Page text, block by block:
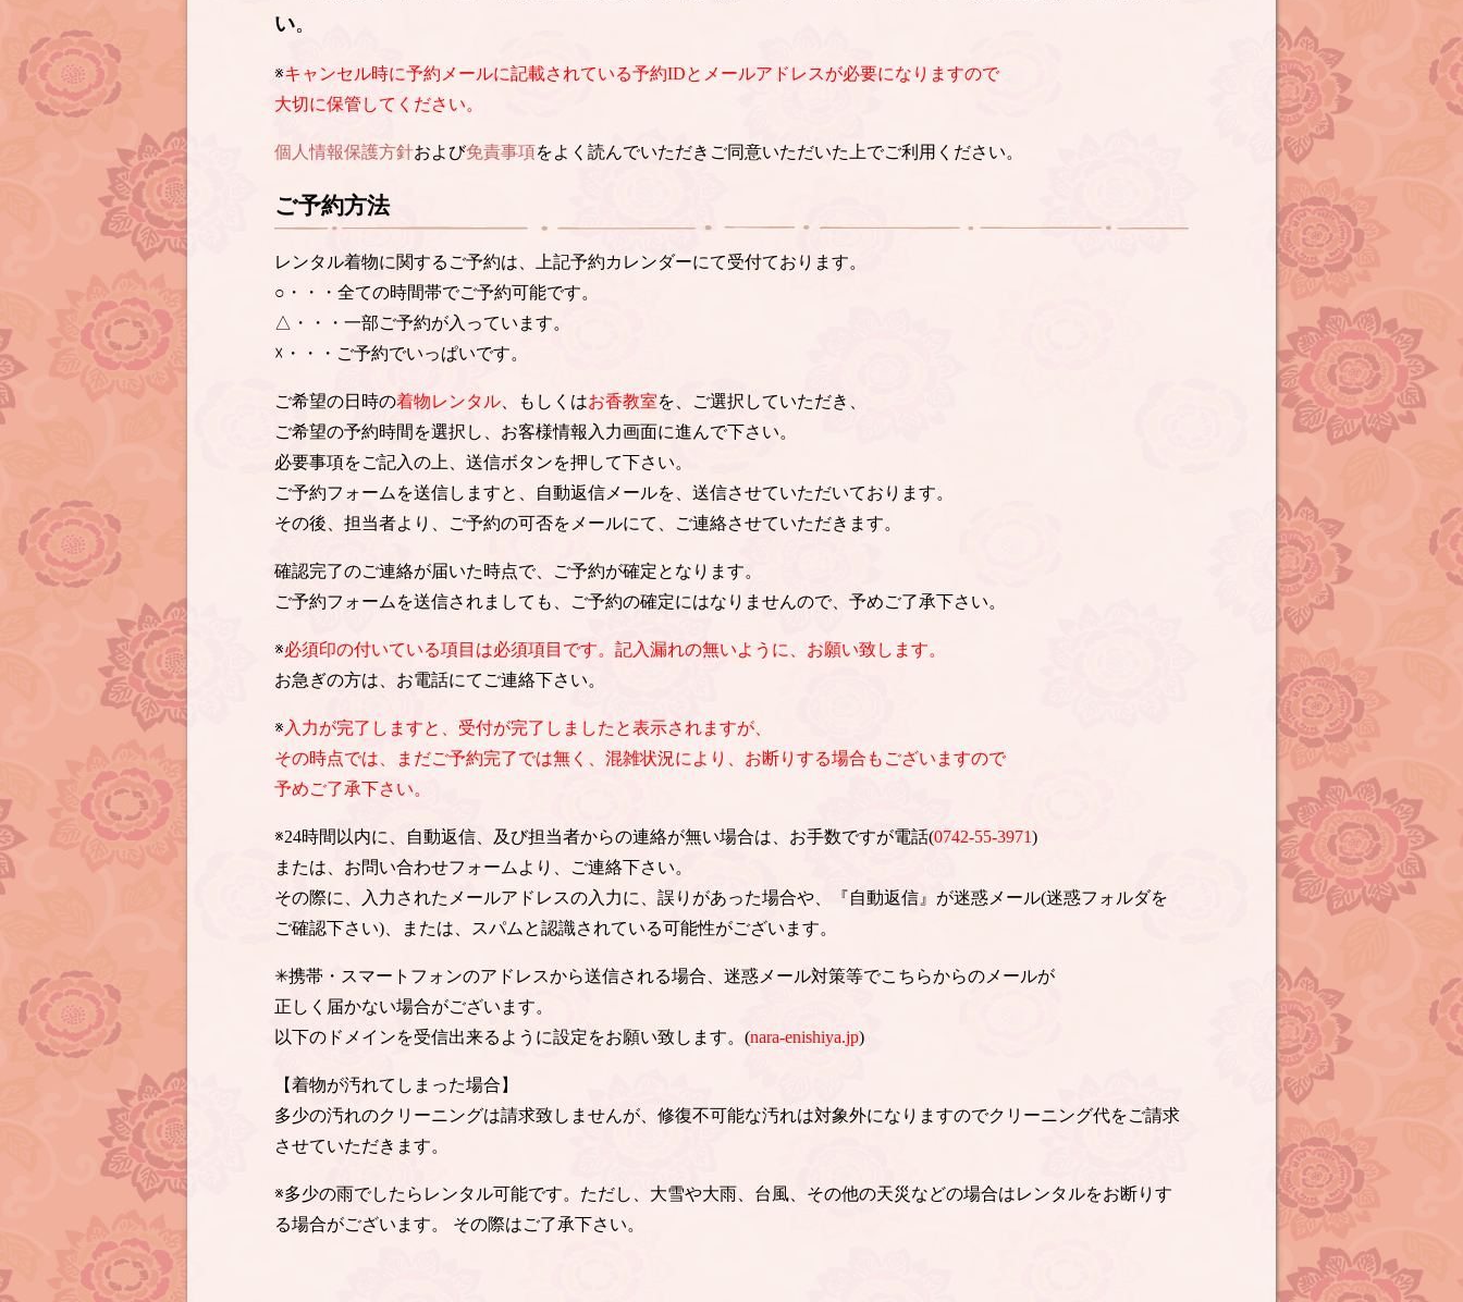
い。
※キャンセル時に予約メールに記載されている予約IDとメールアドレスが必要になりますので
大切に保管してください。
個人情報保護方針および免責事項をよく読んでいただきご同意いただいた上でご利用ください。
ご予約方法
レンタル着物に関するご予約は、上記予約カレンダーにて受付ております。
○・・・全ての時間帯でご予約可能です。
△・・・一部ご予約が入っています。
☓・・・ご予約でいっぱいです。
ご希望の日時の着物レンタル 、もしくはお香教室を、ご選択していただき、
ご希望の予約時間を選択し、お客様情報入力画面に進んで下さい。
必要事項をご記入の上、送信ボタンを押して下さい。
ご予約フォームを送信しますと、自動返信メールを、送信させていただいております。
その後、担当者より、ご予約の可否をメールにて、ご連絡させていただきます。
確認完了のご連絡が届いた時点で、ご予約が確定となります。
ご予約フォームを送信されましても、ご予約の確定にはなりませんので、予めご了承下さい。
※必須印の付いている項目は必須項目です。記入漏れの無いように、お願い致します。
お急ぎの方は、お電話にてご連絡下さい。
※ 入力が完了しますと、受付が完了しましたと表示されますが、
その時点では、まだご予約完了では無く、混雑状況により、お断りする場合もございますので
予めご了承下さい。
※24時間以内に、自動返信、及び担当者からの連絡が無い場合は、お手数ですが電話(0742-55-3971)
または、お問い合わせフォームより、ご連絡下さい。
その際に、入力されたメールアドレスの入力に、誤りがあった場合や、『自動返信』が迷惑メール(迷惑フォルダを
ご確認下さい)、または、スパムと認識されている可能性がございます。
✳︎携帯・スマートフォンのアドレスから送信される場合、迷惑メール対策等でこちらからのメールが
正しく届かない場合がございます。
以下のドメインを受信出来るように設定をお願い致します。(nara-enishiya.jp)
【着物が汚れてしまった場合】
多少の汚れのクリーニングは請求致しませんが、修復不可能な汚れは対象外になりますのでクリーニング代をご請求
させていただきます。
※多少の雨でしたらレンタル可能です。ただし、大雪や大雨、台風、その他の天災などの場合はレンタルをお断りす
る場合がございます。 その際はご了承下さい。